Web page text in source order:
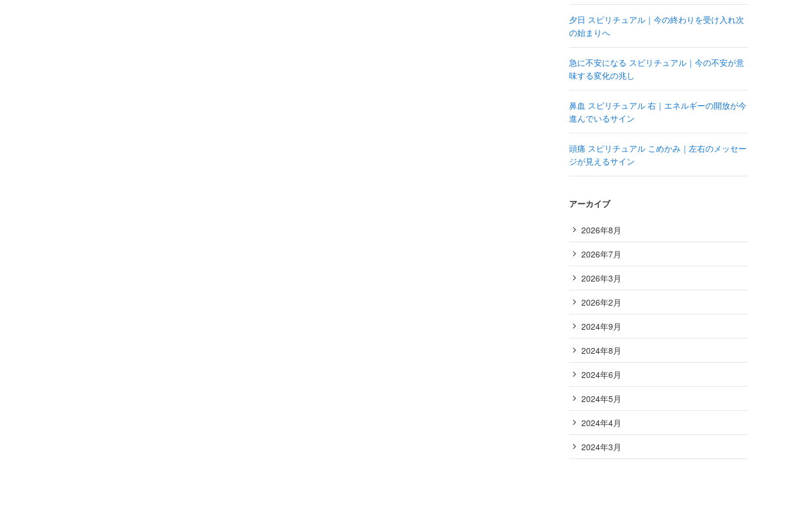
夕日 スピリチュアル｜今の終わりを受け入れ次
の始まりへ
急に不安になる スピリチュアル｜今の不安が意
味する変化の兆し
鼻血 スピリチュアル 右｜エネルギーの開放が今
進んでいるサイン
頭痛 スピリチュアル こめかみ｜左右のメッセー
ジが見えるサイン
アーカイブ
2026年8月
2026年7月
2026年3月
2026年2月
2024年9月
2024年8月
2024年6月
2024年5月
2024年4月
2024年3月